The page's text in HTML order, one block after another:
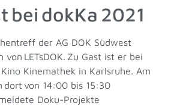
bei dokKa 2021
der AG DOK Südwest
LETsDOK. Zu Gast ist er bei
Kino Kinemathek in Karlsruhe. Am
dort von 14:00 bis 15:30
Doku-Projekte